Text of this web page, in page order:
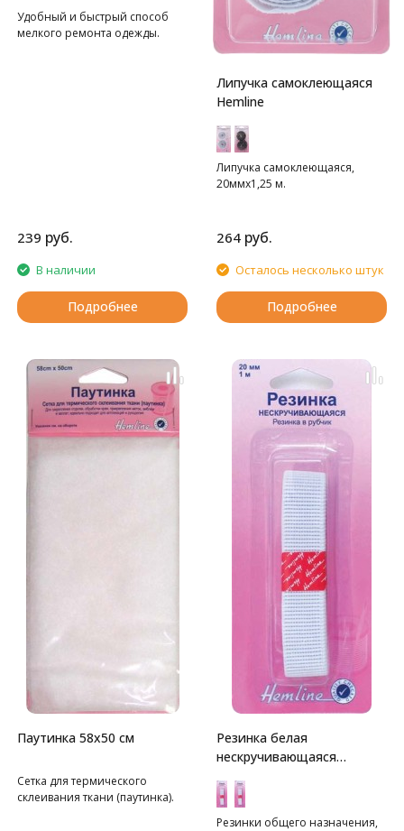
Удобный и быстрый способ
мелкого ремонта одежды.
239 руб.
В наличии
Подробнее
Липучка самоклеющаяся
Hemline
Липучка самоклеющаяся,
20ммх1,25 м.
264 руб.
Осталось несколько штук
Подробнее
Паутинка 58х50 см
Сетка для термического
склеивания ткани (паутинка).
Резинка белая
нескручивающаяся
Резинки общего назначения,